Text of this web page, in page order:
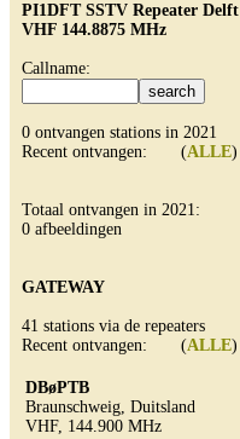
PI1DFT SSTV Repeater Delft
VHF 144.8875 MHz
Callname:
0 ontvangen stations in 2021
Recent ontvangen: (ALLE)
Totaal ontvangen in 2021:
0 afbeeldingen
GATEWAY
41 stations via de repeaters
Recent ontvangen: (ALLE)
DBøPTB
Braunschweig, Duitsland
VHF, 144.900 MHz